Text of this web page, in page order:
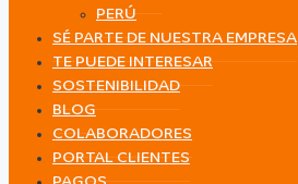
PERÚ
SÉ PARTE DE NUESTRA EMPRESA
TE PUEDE INTERESAR
SOSTENIBILIDAD
BLOG
COLABORADORES
PORTAL CLIENTES